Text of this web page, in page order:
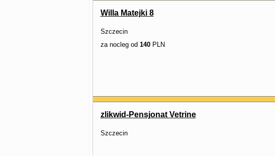
Willa Matejki 8
Szczecin
za nocleg od 140PLN
zlikwid-Pensjonat Vetrine
Szczecin